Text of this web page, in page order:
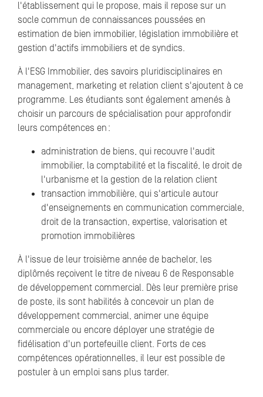
l'établissement qui le propose, mais il repose sur un
socle commun de connaissances poussées en
estimation de bien immobilier, législation immobilière et
gestion d'actifs immobiliers et de syndics.
À l'ESG Immobilier, des savoirs pluridisciplinaires en
management, marketing et relation client s'ajoutent à ce
programme. Les étudiants sont également amenés à
choisir un parcours de spécialisation pour approfondir
leurs compétences en :
administration de biens, qui recouvre l'audit
immobilier, la comptabilité et la fiscalité, le droit de
l'urbanisme et la gestion de la relation client
transaction immobilière, qui s'articule autour
d'enseignements en communication commerciale,
droit de la transaction, expertise, valorisation et
promotion immobilières
À l'issue de leur troisième année de bachelor, les
diplômés reçoivent le titre de niveau 6 de Responsable
de développement commercial. Dès leur première prise
de poste, ils sont habilités à concevoir un plan de
développement commercial, animer une équipe
commerciale ou encore déployer une stratégie de
fidélisation d'un portefeuille client. Forts de ces
compétences opérationnelles, il leur est possible de
postuler à un emploi sans plus tarder.